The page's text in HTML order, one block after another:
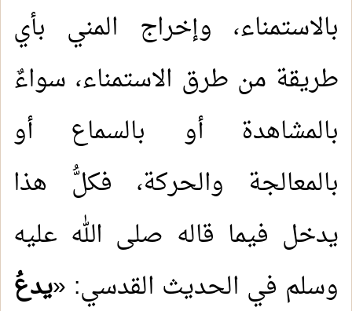
بالاستمناء، وإخراج المني بأي
طريقة من طرق الاستمناء، سواءٌ
بالمشاهدة أو بالسماع أو
بالمعالجة والحركة، فكلُّ هذا
يدخل فيما قاله صلى الله عليه
وسلم في الحديث القدسي: «يدعُ